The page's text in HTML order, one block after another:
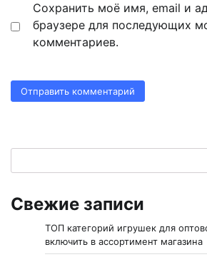
Сохранить моё имя, email и
браузере для последующих
комментариев.
Свежие записи
ТОП категорий игрушек для
включить в ассортимент магазина